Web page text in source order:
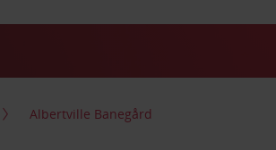
Albertville Banegård